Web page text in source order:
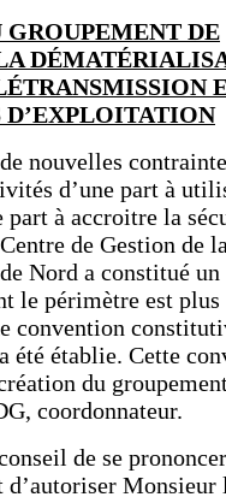
GROUPEMENT DE
D’EXPLOITATION
nouvelles
d’une part à
part à accroitre la
de Gestion de
Nord a constitué un
le périmètre est
convention
été établie. Cette
du
coordonnateur.
de se
d’autoriser Monsieur